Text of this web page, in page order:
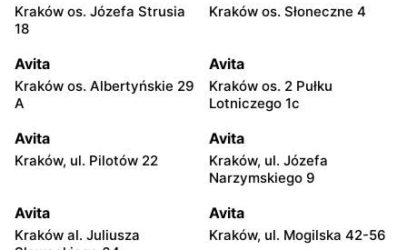
Kraków os. Józefa Strusia
18
Kraków os. Słoneczne 4
Avita
Kraków os. Albertyńskie 29
A
Avita
Kraków os. 2 Pułku
Lotniczego 1c
Avita
Kraków, ul. Pilotów 22
Avita
Kraków, ul. Józefa
Narzymskiego 9
Avita
Kraków al. Juliusza
Avita
Kraków, ul. Mogilska 42-56